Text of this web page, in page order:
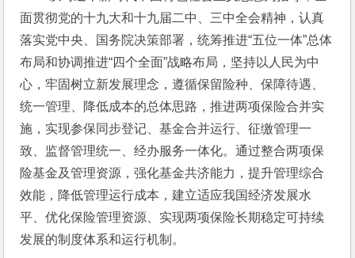
面贯彻党的十九大和十九届二中、三中全会精神，认真
落实党中央、国务院决策部署，统筹推进“五位一体”总体
布局和协调推进“四个全面”战略布局，坚持以人民为中
心，牢固树立新发展理念，遵循保留险种、保障待遇、
统一管理、降低成本的总体思路，推进两项保险合并实
施，实现参保同步登记、基金合并运行、征缴管理一
致、监督管理统一、经办服务一体化。通过整合两项保
险基金及管理资源，强化基金共济能力，提升管理综合
效能，降低管理运行成本，建立适应我国经济发展水
平、优化保险管理资源、实现两项保险长期稳定可持续
发展的制度体系和运行机制。